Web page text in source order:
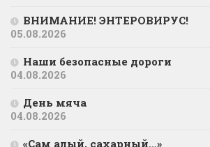
ВНИМАНИЕ! ЭНТЕРОВИРУС!
05.08.2026
Наши безопасные дороги
04.08.2026
День мяча
04.08.2026
«Сам алый, сахарный…»